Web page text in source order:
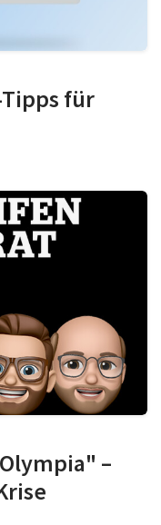
Tipps für
–